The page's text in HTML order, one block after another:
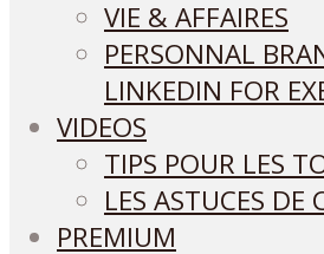
VIE & AFFAIRES
PERSONNAL
LINKEDIN FOR
VIDEOS
TIPS POUR LES
LES ASTUCES DE
PREMIUM